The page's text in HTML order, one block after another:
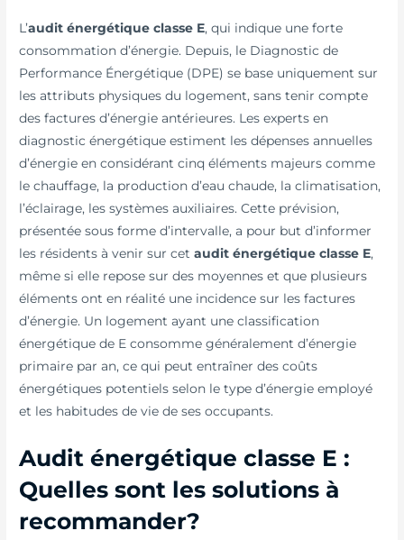
L’audit énergétique classe E, qui indique une forte
consommation d’énergie. Depuis, le Diagnostic de
Performance Énergétique (DPE) se base uniquement sur
les attributs physiques du logement, sans tenir compte
des factures d’énergie antérieures. Les experts en
diagnostic énergétique estiment les dépenses annuelles
d’énergie en considérant cinq éléments majeurs comme
le chauffage, la production d’eau chaude, la climatisation,
l’éclairage, les systèmes auxiliaires. Cette prévision,
présentée sous forme d’intervalle, a pour but d’informer
les résidents à venir sur cetaudit énergétique classe E,
même si elle repose sur des moyennes et que plusieurs
éléments ont en réalité une incidence sur les factures
d’énergie. Un logement ayant une classification
énergétique de E consomme généralement d’énergie
primaire par an, ce qui peut entraîner des coûts
énergétiques potentiels selon le type d’énergie employé
et les habitudes de vie de ses occupants.
Audit énergétique classe E :
Quelles sont les solutions à
recommander?